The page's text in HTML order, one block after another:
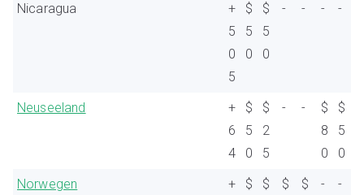
Nicaragua
+
5
0
5
$
5
0
$
5
0
- - - -
Neuseeland
+
6
4
$
5
0
$
2
5
- -
$
8
0
$
5
0
Norwegen
+
$
$
$
$
- -